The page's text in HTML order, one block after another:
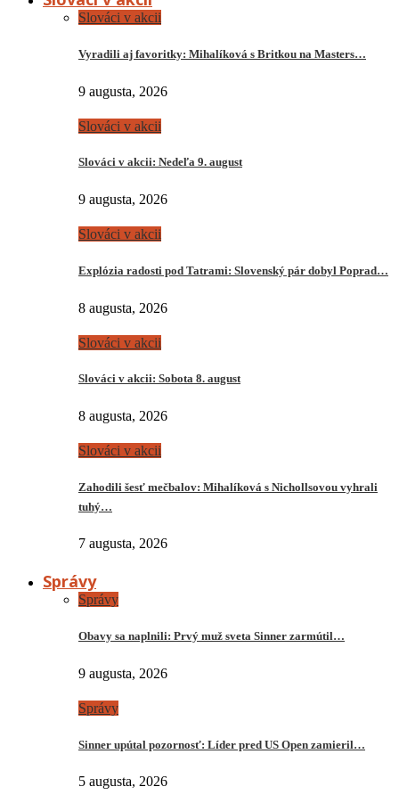
Slováci v akcii
Vyradili aj favoritky: Mihalíková s Britkou na Masters…
9 augusta, 2026
Slováci v akcii
Slováci v akcii: Nedeľa 9. august
9 augusta, 2026
Slováci v akcii
Explózia radosti pod Tatrami: Slovenský pár dobyl Poprad…
8 augusta, 2026
Slováci v akcii
Slováci v akcii: Sobota 8. august
8 augusta, 2026
Slováci v akcii
Zahodili šesť mečbalov: Mihalíková s Nichollsovou vyhrali
tuhý…
7 augusta, 2026
Správy
Správy
Obavy sa naplnili: Prvý muž sveta Sinner zarmútil…
9 augusta, 2026
Správy
Sinner upútal pozornosť: Líder pred US Open zamieril…
5 augusta, 2026